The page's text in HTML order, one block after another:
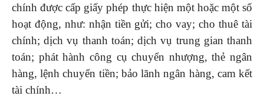
chính được cấp giấy phép thực hiện một hoặc một số
hoạt động, như: nhận tiền gửi; cho vay; cho thuê tài
chính; dịch vụ thanh toán; dịch vụ trung gian thanh
toán; phát hành công cụ chuyển nhượng, thẻ ngân
hàng, lệnh chuyển tiền; bảo lãnh ngân hàng, cam kết
tài chính…